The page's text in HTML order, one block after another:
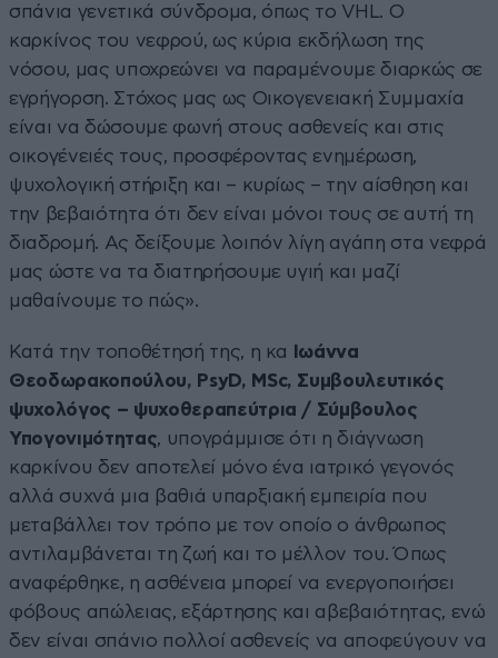
σπάνια γενετικά σύνδρομα, όπως το VHL. Ο
καρκίνος του νεφρού, ως κύρια εκδήλωση της
νόσου, μας υποχρεώνει να παραμένουμε διαρκώς σε
εγρήγορση. Στόχος μας ως Οικογενειακή Συμμαχία
είναι να δώσουμε φωνή στους ασθενείς και στις
οικογένειές τους, προσφέροντας ενημέρωση,
ψυχολογική στήριξη και – κυρίως – την αίσθηση και
την βεβαιότητα ότι δεν είναι μόνοι τους σε αυτή τη
διαδρομή. Ας δείξουμε λοιπόν λίγη αγάπη στα νεφρά
μας ώστε να τα διατηρήσουμε υγιή και μαζί
μαθαίνουμε το πώς».
Κατά την τοποθέτησή της, η κα
Ιωάννα
Θεοδωρακοπούλου, PsyD, MSc, Συμβουλευτικός
ψυχολόγος – ψυχοθεραπεύτρια / Σύμβουλος
Υπογονιμότητας, υπογράμμισε ότι η διάγνωση
καρκίνου δεν αποτελεί μόνο ένα ιατρικό γεγονός
αλλά συχνά μια βαθιά υπαρξιακή εμπειρία που
μεταβάλλει τον τρόπο με τον οποίο ο άνθρωπος
αντιλαμβάνεται τη ζωή και το μέλλον του. Όπως
αναφέρθηκε, η ασθένεια μπορεί να ενεργοποιήσει
φόβους απώλειας, εξάρτησης και αβεβαιότητας, ενώ
δεν είναι σπάνιο πολλοί ασθενείς να αποφεύγουν να